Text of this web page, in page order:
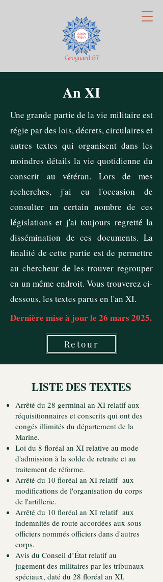
An XI
Une grande partie de la vie militaire est
régie par des lois, décrets, circulaires et
autres textes qui organisent dans les
moindres détails la vie quotidienne du
conscrit au vétéran. Lors de mes
recherches, j'ai eu l'occasion de
consulter un certain nombre de ces
législations et j'ai toujours regretté la
dissémination de ces documents. La
finalité de cette partie est de permettre
au chercheur de les trouver regrouper
en un même endroit. Vous trouverez ci-
dessous, les textes parus en l'an XI.
Dernière mise à jour le 26 mars 2025.
Retour
LISTE DES TEXTES
Arrêté du 28 germinal an XI relatif aux
réquisitionnaires et conscrits qui ont des
congés illimités du département de la
Marine.
Loi du 8 floréal an XI relative au mode
d'admission à la solde de retraite et au
traitement de réforme.
Arrêté du 10 floréal an XI relatif aux
modifications de l'organisation du corps
de l'artillerie.
Arrêté du 10 floréal an XI relatif aux
indemnités de route accordées aux sous-
officiers nommés officiers dans d'autres
corps.
Avis du Conseil d’État relatif au
jugement des militaires par les tribunaux
spéciaux, daté du 28 floréal an XI.